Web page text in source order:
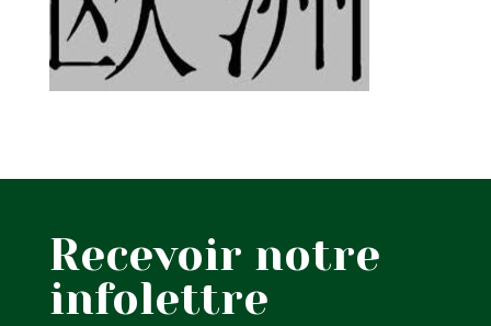
Recevoir notre
infolettre